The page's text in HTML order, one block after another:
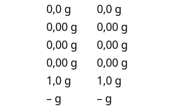
0,0 g
0,0 g
0,00 g
0,00 g
0,00 g
0,00 g
0,00 g
0,00 g
1,0 g
1,0 g
– g
– g